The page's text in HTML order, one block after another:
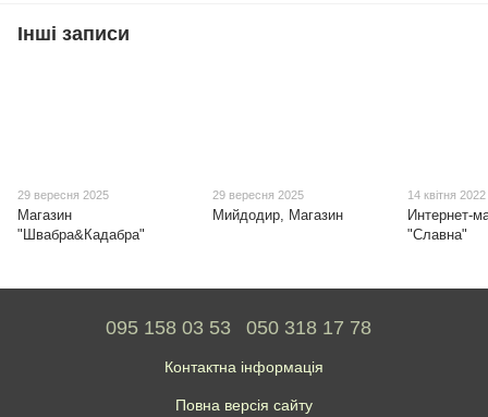
Інші записи
29 вересня 2025
Магазин
"Швабра&Кадабра"
29 вересня 2025
Мийдодир, Магазин
14 квітня 2022
Интернет-
"Славна"
095 158 03 53 050 318 17 78
Контактна інформація
Повна версія сайту